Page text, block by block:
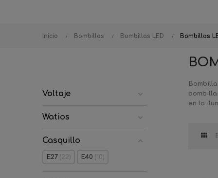
Inicio Bombillas Bombillas LED Bombillas
Voltaje
Watios
Casquillo
E27 22 E40 10
en la